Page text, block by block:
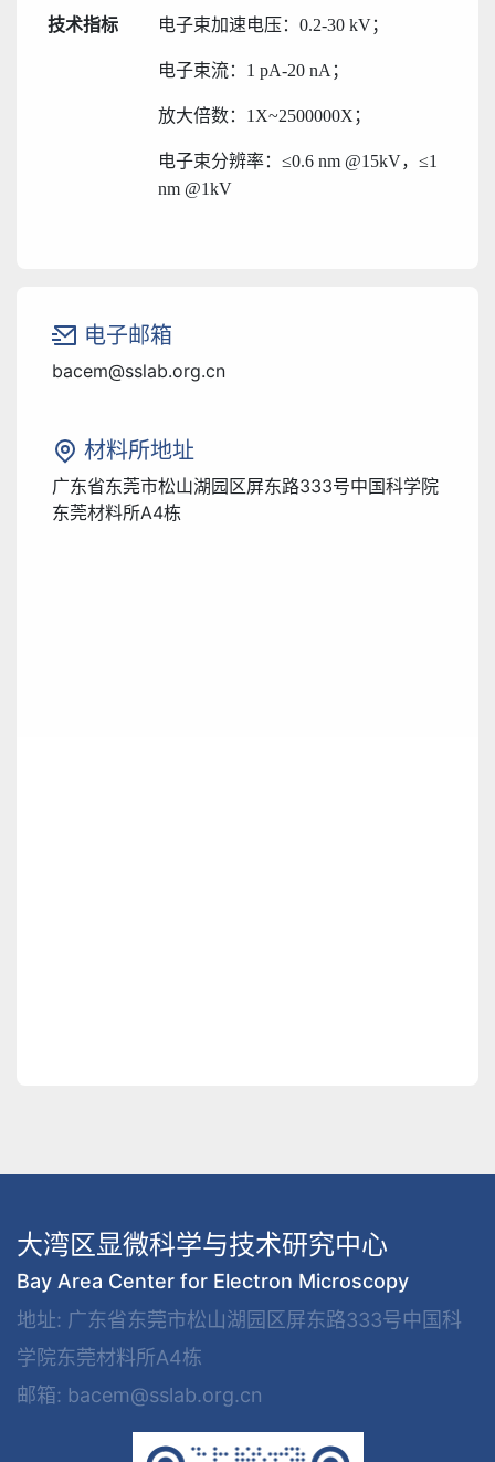
技术指标 电子束加速电压： 0.2-30 kV；
电子束流： 1 pA-20 nA；
放大倍数： 1X~2500000X；
电子束分辨率： ≤0.6 nm @15kV，≤1
nm @1kV
电子邮箱
bacem@sslab.org.cn
材料所地址
广东省东莞市松山湖园区屏东路333号中国科学院
东莞材料所A4栋
大湾区显微科学与技术研究中心
Bay Area Center for Electron Microscopy
地址: 广东省东莞市松山湖园区屏东路333号中国科
学院东莞材料所A4栋
邮箱: bacem@sslab.org.cn